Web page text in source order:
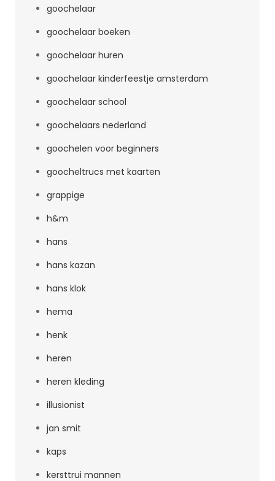
goochelaar
goochelaar boeken
goochelaar huren
goochelaar kinderfeestje amsterdam
goochelaar school
goochelaars nederland
goochelen voor beginners
goocheltrucs met kaarten
grappige
h&m
hans
hans kazan
hans klok
hema
henk
heren
heren kleding
illusionist
jan smit
kaps
kersttrui mannen